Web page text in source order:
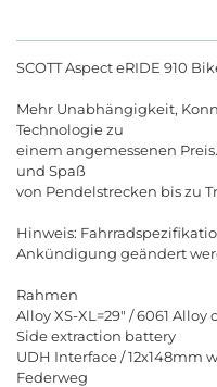
SCOTT Aspect eRIDE 910
Mehr Unabhängigkeit,
Technologie zu
einem angemessenen
und Spaß
von Pendelstrecken bis zu
Hinweis:
Ankündigung geändert
Rahmen
Alloy XS-XL=29" / 6061
Side extraction battery
UDH Interface / 12x148mm
Federweg